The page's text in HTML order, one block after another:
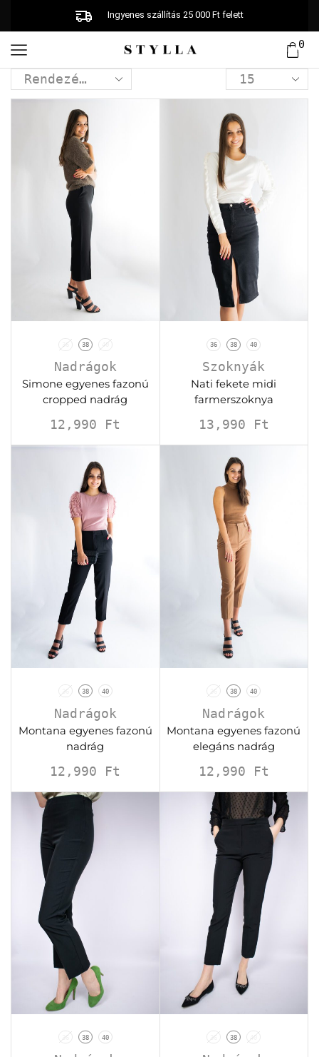
Ingyenes szállítás 25 000 Ft felett
0
36 38 40
Nadrágok
Simone egyenes fazonú
cropped nadrág
12,990 Ft
36 38 40
Szoknyák
Nati fekete midi
farmerszoknya
13,990 Ft
36 38 40
Nadrágok
Montana egyenes fazonú
nadrág
12,990 Ft
36 38 40
Nadrágok
Montana egyenes fazonú
elegáns nadrág
12,990 Ft
36 38 40 36 38 40